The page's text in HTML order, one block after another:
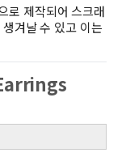
로 제작되어 스크래
겨날 수 있고 이는